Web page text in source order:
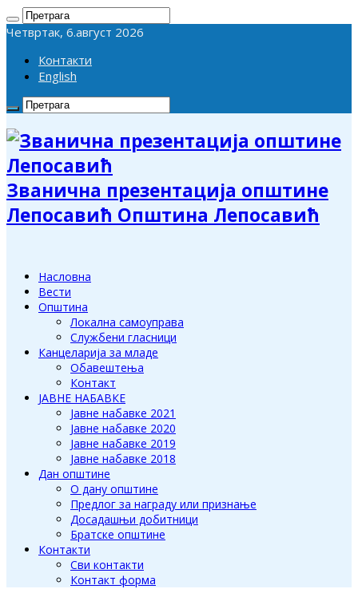
Четвртак, 6.август 2026
Контакти
English
Званична презентација општине
Лепосавић Општина Лепосавић
Насловна
Вести
Општина
Локална самоуправа
Службени гласници
Канцеларија за младе
Обавештења
Контакт
ЈАВНЕ НАБАВКЕ
Јавне набавке 2021
Јавне набавке 2020
Јавне набавке 2019
Јавне набавке 2018
Дан општине
О дану општине
Предлог за награду или признање
Досадашњи добитници
Братске општине
Контакти
Сви контакти
Контакт форма